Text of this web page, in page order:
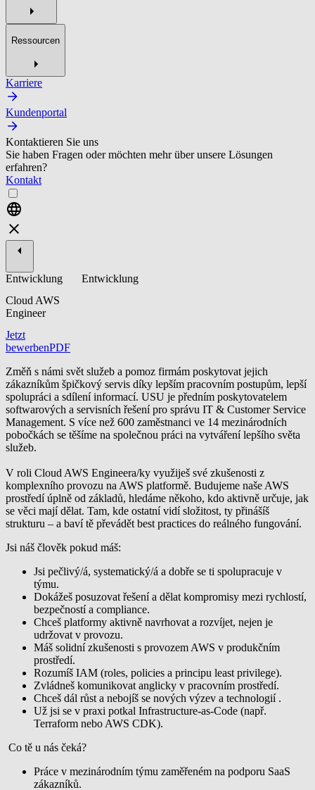
Ressourcen
Karriere
Kundenportal
Kontaktieren Sie uns
Sie haben Fragen oder möchten mehr über unsere Lösungen
erfahren?
Kontakt
Entwicklung
Cloud AWS
Engineer
Jetzt
bewerbenPDF
Entwicklung
Změň s námi svět služeb a pomoz firmám poskytovat jejich
zákazníkům špičkový servis díky lepším pracovním postupům, lepší
spolupráci a sdílení informací. USU je předním poskytovatelem
softwarových a servisních řešení pro správu IT & Customer Service
Management. S více než 600 zaměstnanci ve 14 mezinárodních
pobočkách se těšíme na společnou práci na vytváření lepšího světa
služeb.
V roli Cloud AWS Engineera/ky využiješ své zkušenosti z
komplexního provozu na AWS platformě. Budujeme naše AWS
prostředí úplně od základů, hledáme někoho, kdo aktivně určuje, jak
se věci mají dělat. Tam, kde ostatní vidí složitost, ty přinášíš
strukturu – a baví tě převádět best practices do reálného fungování.
Jsi náš člověk pokud máš:
Jsi pečlivý/á, systematický/á a dobře se ti spolupracuje v
týmu.
Dokážeš posuzovat řešení a dělat kompromisy mezi rychlostí,
bezpečností a compliance.
Chceš platformy aktivně navrhovat a rozvíjet, nejen je
udržovat v provozu.
Máš solidní zkušenosti s provozem AWS v produkčním
prostředí.
Rozumíš IAM (roles, policies a principu least privilege).
Zvládneš komunikovat anglicky v pracovním prostředí.
Chceš dál růst a nebojíš se nových výzev a technologií .
Už jsi se v praxi potkal Infrastructure-as-Code (např.
Terraform nebo AWS CDK).
Co tě u nás čeká?
Práce v mezinárodním týmu zaměřeném na podporu SaaS
zákazníků.